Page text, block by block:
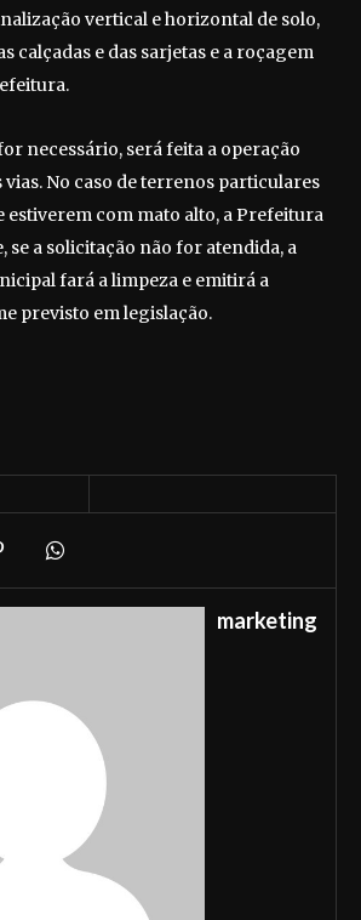
vertical e horizontal de solo,
calçadas e das sarjetas e a roçagem
necessário, será feita a operação
No caso de terrenos particulares
estiverem com mato alto, a Prefeitura
se a solicitação não for atendida, a
fará a limpeza e emitirá a
previsto em legislação.
marketing